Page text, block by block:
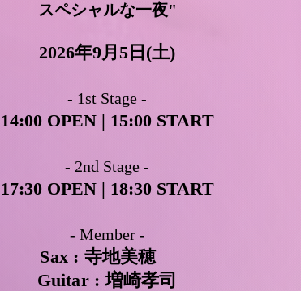
スペシャルな一夜"
2026年9月5日(土)
- 1st Stage -
14:00 OPEN | 15:00 START
- 2nd Stage -
17:30 OPEN | 18:30 START
- Member -
Sax : 寺地美穂
Guitar : 増崎孝司